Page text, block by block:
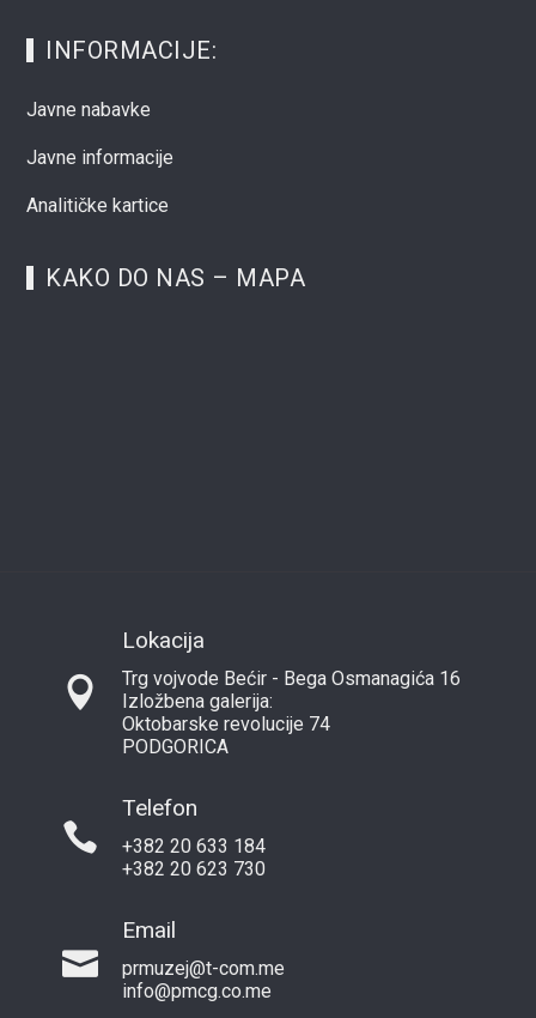
INFORMACIJE:
Javne nabavke
Javne informacije
Analitičke kartice
KAKO DO NAS – MAPA
Lokacija
Trg vojvode Bećir - Bega Osmanagića 16
Izložbena galerija:
Oktobarske revolucije 74
PODGORICA
Telefon
+382 20 633 184
+382 20 623 730
Email
prmuzej@t-com.me
info@pmcg.co.me